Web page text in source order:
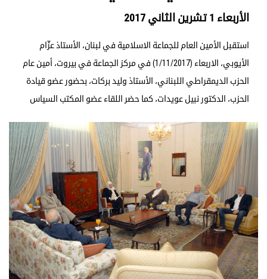
الأربعاء 1 تشرين الثاني 2017
استقبل الأمين العام للجماعة الاسلامية في لبنان، الأستاذ عزّام
الأيوبي، الاربعاء (1/11/2017) في مركز الجماعة في بيروت، أمين عام
الحزب الديمقراطي اللبناني، الأستاذ وليد بركات، بحضور عضو قيادة
الحزب، الدكتور نبيل عويدات، كما حضر اللقاء عضو المكتب السياس